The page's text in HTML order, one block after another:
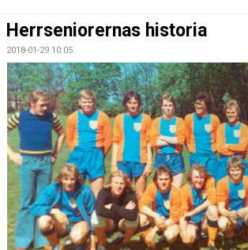
TRUPPEN
BILDGALLERI
ÅRETS TORNARE
Herrseniorernas historia
2018-01-29 10:05